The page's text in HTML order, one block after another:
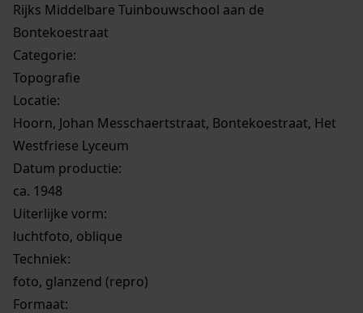
Rijks Middelbare Tuinbouwschool aan de
Bontekoestraat
Categorie:
Topografie
Locatie:
Hoorn, Johan Messchaertstraat, Bontekoestraat, Het
Westfriese Lyceum
Datum productie:
ca. 1948
Uiterlijke vorm:
luchtfoto, oblique
Techniek:
foto, glanzend (repro)
Formaat: